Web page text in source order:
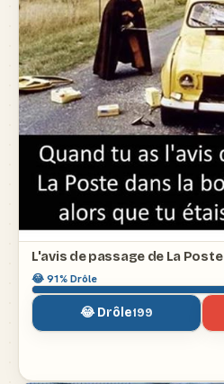
L'avis de passage de La Poste
😂91% Drôle
😂 Drôle199